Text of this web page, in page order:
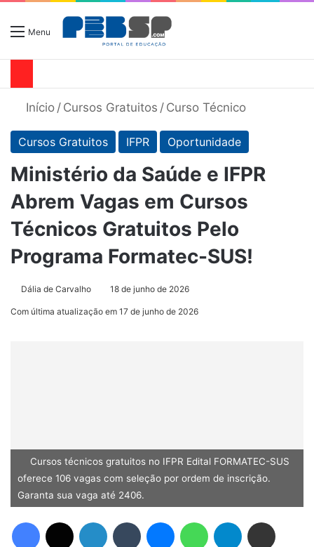
Menu
Início / Cursos Gratuitos / Curso Técnico
Cursos Gratuitos IFPR Oportunidade
Ministério da Saúde e IFPR
Abrem Vagas em Cursos
Técnicos Gratuitos Pelo
Programa Formatec-SUS!
Dália de Carvalho 18 de junho de 2026
Com última atualização em 17 de junho de 2026
Cursos técnicos gratuitos no IFPR Edital FORMATEC-SUS
oferece 106 vagas com seleção por ordem de inscrição.
Garanta sua vaga até 2406.